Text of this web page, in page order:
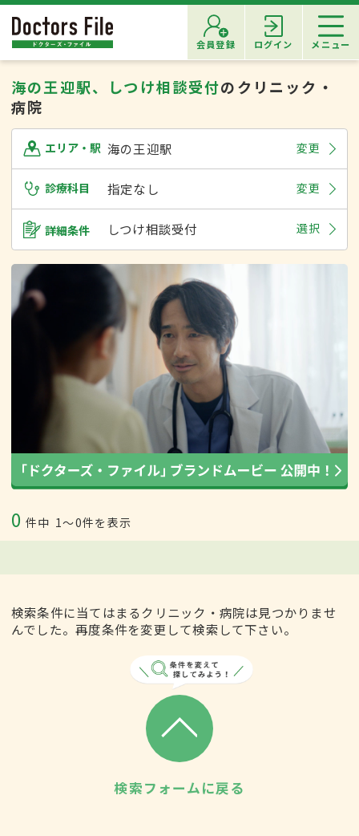
会員登録 ログイン メニュー
海の王迎駅、しつけ相談受付のクリニック・
病院
エリア・駅 海の王迎駅 変更
診療科目 指定なし 変更
詳細条件 しつけ相談受付 選択
0 件中 1〜0件を表示
検索条件に当てはまるクリニック・病院は見つかりませ
んでした。再度条件を変更して検索して下さい。
検索フォームに戻る